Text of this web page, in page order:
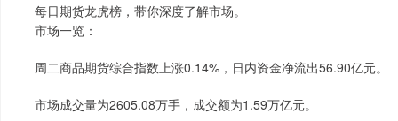
每日期货龙虎榜，带你深度了解市场。
市场一览：
周二商品期货综合指数上涨0.14%，日内资金净流出56.90亿元。
市场成交量为2605.08万手，成交额为1.59万亿元。